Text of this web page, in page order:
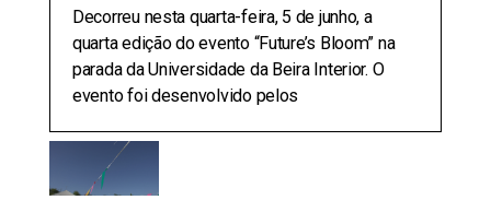
Decorreu nesta quarta-feira, 5 de junho, a
quarta edição do evento “Future’s Bloom” na
parada da Universidade da Beira Interior. O
evento foi desenvolvido pelos